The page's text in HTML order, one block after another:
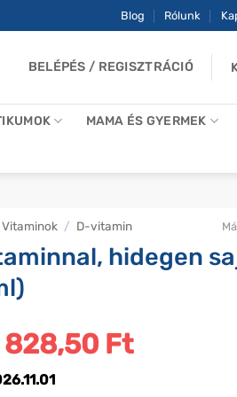
Blog Rólunk
BELÉPÉS / REGISZTRÁCIÓ
MAMA ÉS GYERMEK
Vitaminok / D-vitamin
hidegen
828,50 FtCurrent
price